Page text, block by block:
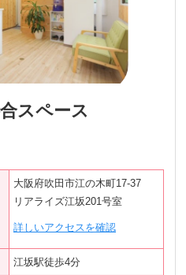
スペース
大阪府吹田市江の木町17‐37
リアライズ江坂201号室
詳しいアクセスを確認
江坂駅徒歩4分